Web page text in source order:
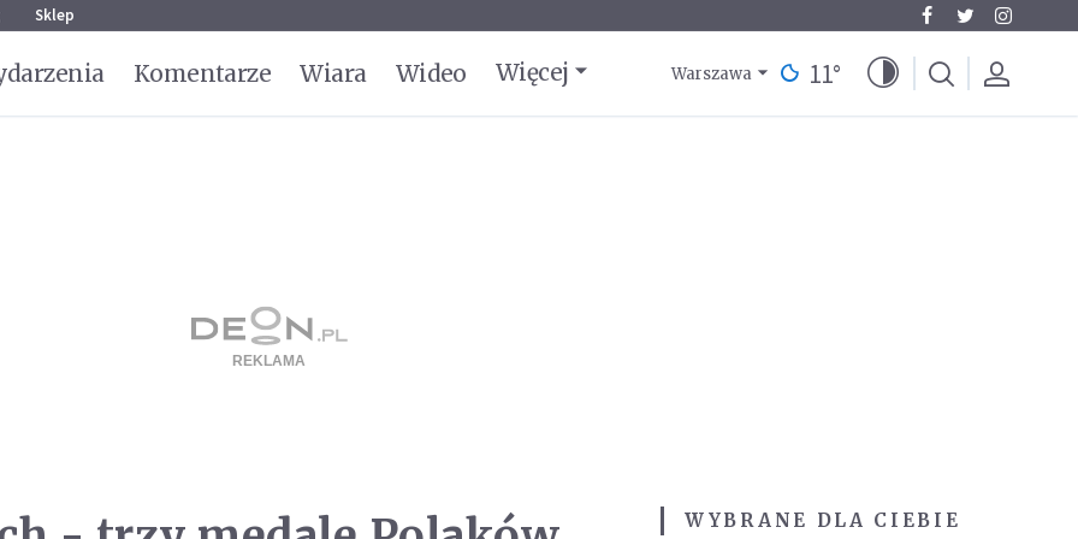
Sklep
Komentarze Wiara Wideo Więcej Warszawa 11°
WYBRANE DLA CIEBIE